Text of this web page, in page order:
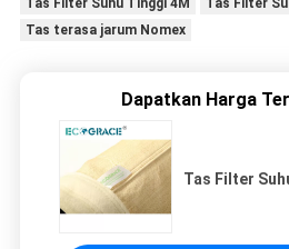
Tas terasa jarum Nomex
Dapatkan Harga
Tas Filter